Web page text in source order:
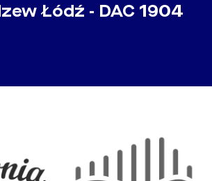
Łódź - DAC 1904